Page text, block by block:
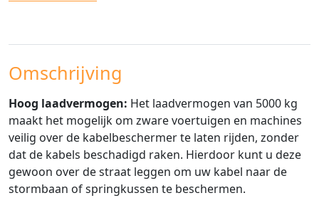
Omschrijving
Hoog laadvermogen: Het laadvermogen van 5000 kg
maakt het mogelijk om zware voertuigen en machines
veilig over de kabelbeschermer te laten rijden, zonder
dat de kabels beschadigd raken. Hierdoor kunt u deze
gewoon over de straat leggen om uw kabel naar de
stormbaan of springkussen te beschermen.